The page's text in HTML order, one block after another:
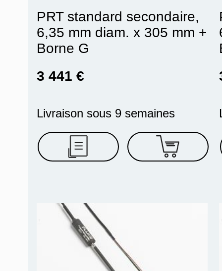
PRT standard secondaire,
6,35 mm diam. x 305 mm +
Borne G
3 441 €
Livraison sous 9 semaines